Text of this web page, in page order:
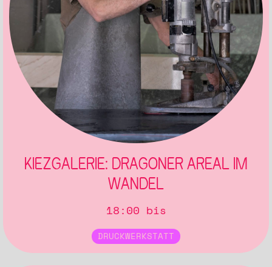
KIEZGALERIE: DRAGONER AREAL IM
WANDEL
18:00 bis
DRUCKWERKSTATT